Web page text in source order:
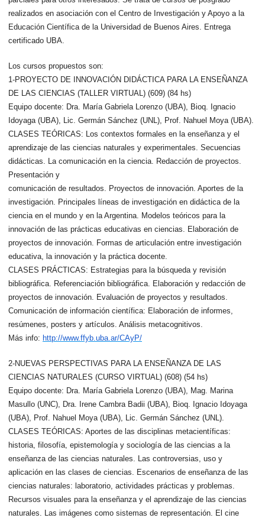
realizados en asociación con el Centro de Investigación y Apoyo a la
Educación Científica de la Universidad de Buenos Aires. Entrega
certificado UBA.
Los cursos propuestos son:
1-PROYECTO DE INNOVACIÓN DIDÁCTICA PARA LA ENSEÑANZA
DE LAS CIENCIAS (TALLER VIRTUAL) (609) (84 hs)
Equipo docente: Dra. María Gabriela Lorenzo (UBA), Bioq. Ignacio
Idoyaga (UBA), Lic. Germán Sánchez (UNL), Prof. Nahuel Moya (UBA).
CLASES TEÓRICAS: Los contextos formales en la enseñanza y el
aprendizaje de las ciencias naturales y experimentales. Secuencias
didácticas. La comunicación en la ciencia. Redacción de proyectos.
Presentación y
comunicación de resultados. Proyectos de innovación. Aportes de la
investigación. Principales líneas de investigación en didáctica de la
ciencia en el mundo y en la Argentina. Modelos teóricos para la
innovación de las prácticas educativas en ciencias. Elaboración de
proyectos de innovación. Formas de articulación entre investigación
educativa, la innovación y la práctica docente.
CLASES PRÁCTICAS: Estrategias para la búsqueda y revisión
bibliográfica. Referenciación bibliográfica. Elaboración y redacción de
proyectos de innovación. Evaluación de proyectos y resultados.
Comunicación de información científica: Elaboración de informes,
resúmenes, posters y artículos. Análisis metacognitivos.
Más info: http://www.ffyb.uba.ar/CAyP/
2-NUEVAS PERSPECTIVAS PARA LA ENSEÑANZA DE LAS
CIENCIAS NATURALES (CURSO VIRTUAL) (608) (54 hs)
Equipo docente: Dra. María Gabriela Lorenzo (UBA), Mag. Marina
Masullo (UNC), Dra. Irene Cambra Badii (UBA), Bioq. Ignacio Idoyaga
(UBA), Prof. Nahuel Moya (UBA), Lic. Germán Sánchez (UNL).
CLASES TEÓRICAS: Aportes de las disciplinas metacientíficas:
historia, filosofía, epistemología y sociología de las ciencias a la
enseñanza de las ciencias naturales. Las controversias, uso y
aplicación en las clases de ciencias. Escenarios de enseñanza de las
ciencias naturales: laboratorio, actividades prácticas y problemas.
Recursos visuales para la enseñanza y el aprendizaje de las ciencias
naturales. Las imágenes como sistemas de representación. El cine